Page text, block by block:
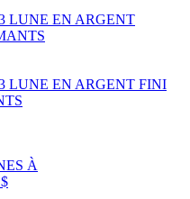
LUNE EN ARGENT
LUNE EN ARGENT FINI
À